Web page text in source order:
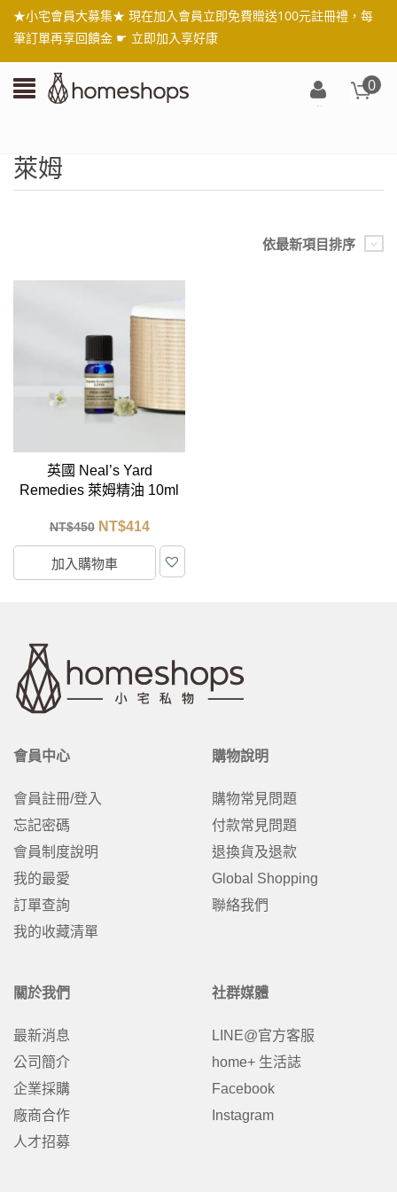
★小宅會員大募集★ 現在加入會員立即免費贈送100元註冊禮，每
筆訂單再享回饋金 ☛ 立即加入享好康
0
萊姆
依最新項目排序
英國 Neal’s Yard
Remedies 萊姆精油 10ml
NT$450 NT$414
加入購物車
會員中心
會員註冊/登入
忘記密碼
會員制度說明
我的最愛
訂單查詢
我的收藏清單
購物說明
購物常見問題
付款常見問題
退換貨及退款
Global Shopping
聯絡我們
關於我們
最新消息
公司簡介
企業採購
廠商合作
人才招募
社群媒體
LINE@官方客服
home+ 生活誌
Facebook
Instagram